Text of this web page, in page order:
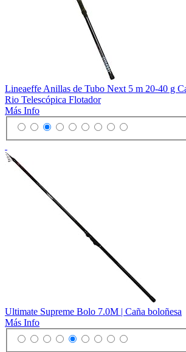
Lineaeffe Anillas de Tubo Next 5 m 20-40 g
Rio Telescópica Flotador
Más Info
Ultimate Supreme Bolo 7.0M | Caña boloñesa
Más Info